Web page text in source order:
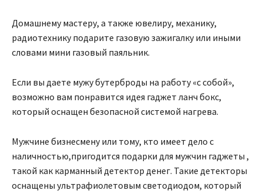
Домашнему мастеру, а также ювелиру, механику,
радиотехнику подарите газовую зажигалку или иными
словами мини газовый паяльник.
Если вы даете мужу бутерброды на работу «с собой»,
возможно вам понравится идея гаджет ланч бокс,
который оснащен безопасной системой нагрева.
Мужчине бизнесмену или тому, кто имеет дело с
наличностью,пригодится подарки для мужчин гаджеты ,
такой как карманный детектор денег. Такие детекторы
оснащены ультрафиолетовым светодиодом, который